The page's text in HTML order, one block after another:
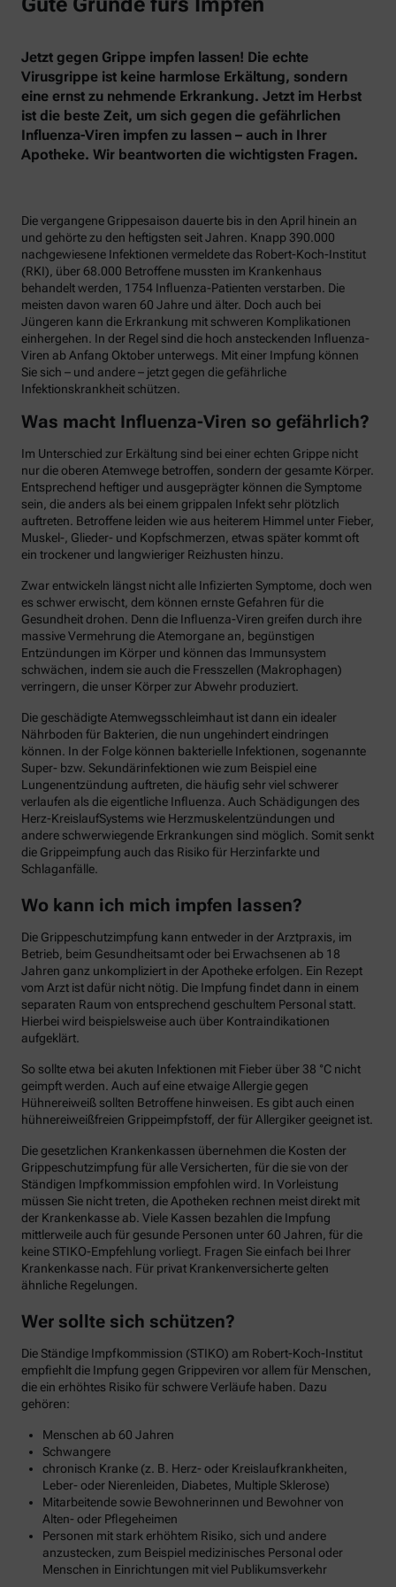
Jetzt gegen Grippe impfen lassen! Die echte
Virusgrippe ist keine harmlose Erkältung, sondern
eine ernst zu nehmende Erkrankung. Jetzt im Herbst
ist die beste Zeit, um sich gegen die gefährlichen
Influenza-Viren impfen zu lassen – auch in Ihrer
Apotheke. Wir beantworten die wichtigsten Fragen.
Die vergangene Grippesaison dauerte bis in den April hinein an
und gehörte zu den heftigsten seit Jahren. Knapp 390.000
nachgewiesene Infektionen vermeldete das Robert-Koch-Institut
(RKI), über 68.000 Betroffene mussten im Krankenhaus
behandelt werden, 1754 Influenza-Patienten verstarben. Die
meisten davon waren 60 Jahre und älter. Doch auch bei
Jüngeren kann die Erkrankung mit schweren Komplikationen
einhergehen. In der Regel sind die hoch ansteckenden Influenza-
Viren ab Anfang Oktober unterwegs. Mit einer Impfung können
Sie sich – und andere – jetzt gegen die gefährliche
Infektionskrankheit schützen.
Was macht Influenza-Viren so gefährlich?
Im Unterschied zur Erkältung sind bei einer echten Grippe nicht
nur die oberen Atemwege betroffen, sondern der gesamte Körper.
Entsprechend heftiger und ausgeprägter können die Symptome
sein, die anders als bei einem grippalen Infekt sehr plötzlich
auftreten. Betroffene leiden wie aus heiterem Himmel unter Fieber,
Muskel-, Glieder- und Kopfschmerzen, etwas später kommt oft
ein trockener und langwieriger Reizhusten hinzu.
Zwar entwickeln längst nicht alle Infizierten Symptome, doch wen
es schwer erwischt, dem können ernste Gefahren für die
Gesundheit drohen. Denn die Influenza-Viren greifen durch ihre
massive Vermehrung die Atemorgane an, begünstigen
Entzündungen im Körper und können das Immunsystem
schwächen, indem sie auch die Fresszellen (Makrophagen)
verringern, die unser Körper zur Abwehr produziert.
Die geschädigte Atemwegsschleimhaut ist dann ein idealer
Nährboden für Bakterien, die nun ungehindert eindringen
können. In der Folge können bakterielle Infektionen, sogenannte
Super- bzw. Sekundärinfektionen wie zum Beispiel eine
Lungenentzündung auftreten, die häufig sehr viel schwerer
verlaufen als die eigentliche Influenza. Auch Schädigungen des
Herz-KreislaufSystems wie Herzmuskelentzündungen und
andere schwerwiegende Erkrankungen sind möglich. Somit senkt
die Grippeimpfung auch das Risiko für Herzinfarkte und
Schlaganfälle.
Wo kann ich mich impfen lassen?
Die Grippeschutzimpfung kann entweder in der Arztpraxis, im
Betrieb, beim Gesundheitsamt oder bei Erwachsenen ab 18
Jahren ganz unkompliziert in der Apotheke erfolgen. Ein Rezept
vom Arzt ist dafür nicht nötig. Die Impfung findet dann in einem
separaten Raum von entsprechend geschultem Personal statt.
Hierbei wird beispielsweise auch über Kontraindikationen
aufgeklärt.
So sollte etwa bei akuten Infektionen mit Fieber über 38 °C nicht
geimpft werden. Auch auf eine etwaige Allergie gegen
Hühnereiweiß sollten Betroffene hinweisen. Es gibt auch einen
hühnereiweißfreien Grippeimpfstoff, der für Allergiker geeignet ist.
Die gesetzlichen Krankenkassen übernehmen die Kosten der
Grippeschutzimpfung für alle Versicherten, für die sie von der
Ständigen Impfkommission empfohlen wird. In Vorleistung
müssen Sie nicht treten, die Apotheken rechnen meist direkt mit
der Krankenkasse ab. Viele Kassen bezahlen die Impfung
mittlerweile auch für gesunde Personen unter 60 Jahren, für die
keine STIKO-Empfehlung vorliegt. Fragen Sie einfach bei Ihrer
Krankenkasse nach. Für privat Krankenversicherte gelten
ähnliche Regelungen.
Wer sollte sich schützen?
Die Ständige Impfkommission (STIKO) am Robert-Koch-Institut
empfiehlt die Impfung gegen Grippeviren vor allem für Menschen,
die ein erhöhtes Risiko für schwere Verläufe haben. Dazu
gehören:
Menschen ab 60 Jahren
Schwangere
chronisch Kranke (z. B. Herz- oder Kreislaufkrankheiten,
Leber- oder Nierenleiden, Diabetes, Multiple Sklerose)
Mitarbeitende sowie Bewohnerinnen und Bewohner von
Alten- oder Pflegeheimen
Personen mit stark erhöhtem Risiko, sich und andere
anzustecken, zum Beispiel medizinisches Personal oder
Menschen in Einrichtungen mit viel Publikumsverkehr